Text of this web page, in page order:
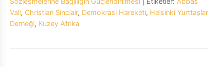
Vali, Christian Sinclair, Demokrasi Hareketi, Helsinki Yurttaşlar
Derneği, Kuzey Afrika